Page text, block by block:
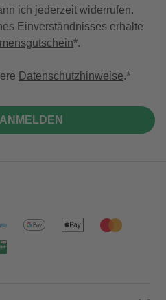
ich jederzeit widerrufen.
Einverständnisses erhalte
*.
Datenschutzhinweise.